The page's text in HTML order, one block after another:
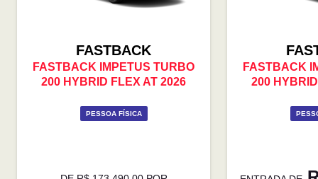
FASTBACK
FASTBACK IMPETUS TURBO
200 HYBRID FLEX AT 2026
PESSOA FÍSICA
FASTBACK
200